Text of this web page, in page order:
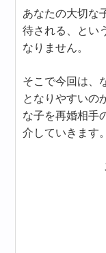
あなたの大切な
待される、とい
なりません。
そこで今回は、
となりやすいの
な子を再婚相手
介していきます。